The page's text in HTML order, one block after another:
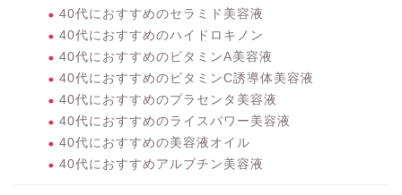
40代におすすめのセラミド美容液
40代におすすめのハイドロキノン
40代におすすめのビタミンA美容液
40代におすすめのビタミンC誘導体美容液
40代におすすめのプラセンタ美容液
40代におすすめのライスパワー美容液
40代におすすめの美容液オイル
40代におすすめアルブチン美容液